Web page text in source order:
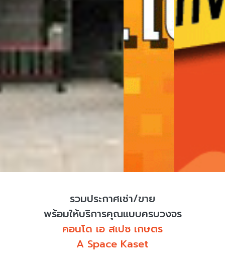
รวมประกาศเช่า/ขาย
พร้อมให้บริการคุณแบบครบวงจร
คอนโด เอ สเปซ เกษตร
A Space Kaset